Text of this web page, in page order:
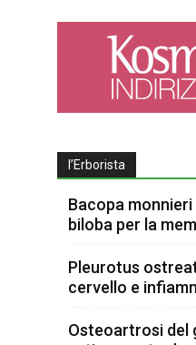
l’Erborista
Bacopa
biloba per la
Pleurotus
cervello e
Osteoartrosi del